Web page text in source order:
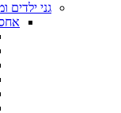
גני ילדים